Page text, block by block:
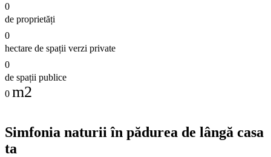
0
de proprietăți
0
hectare de spații verzi private
0
de spații publice
0 m2
Simfonia naturii în pădurea de lângă casa
ta